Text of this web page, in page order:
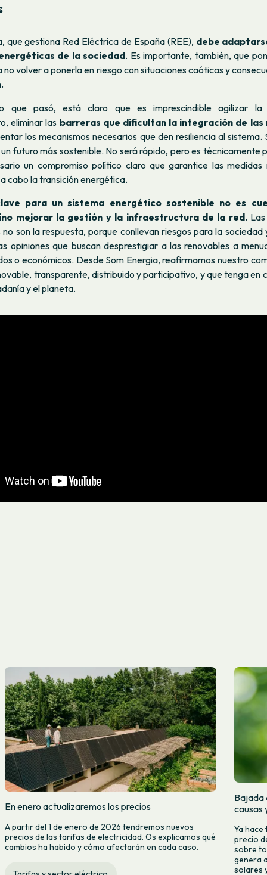
que gestiona Red Eléctrica de España (REE), debe
de la sociedad. Es importante, también, que
no volver a ponerla en riesgo con situaciones caóticas y
que pasó, está claro que es imprescindible agilizar la
eliminar las barreras que dificultan la integración de las
los mecanismos necesarios que den resiliencia al sistema.
futuro más sostenible. No será rápido, pero es técnicamente
un compromiso político claro que garantice las medidas
cabo la transición energética.
para un sistema energético sostenible no es
mejorar la gestión y la infraestructura de la red.Las
no son la respuesta, porque conllevan riesgos para la sociedad
opiniones que buscan desprestigiar a las renovables a
o económicos. Desde Som Energia, reafirmamos nuestro
transparente, distribuido y participativo, y que tenga en
y el planeta.
En enero actualizaremos los precios
A partir del 1 de enero de 2026 tendremos nuevos
precios de las tarifas de electricidad. Os explicamos qué
cambios ha habido y cómo afectarán en cada caso.
Bajada
causas
Ya hace
precio
sobre
genera
solares